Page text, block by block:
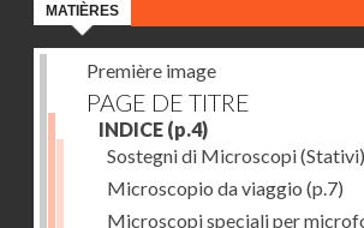
MATIÈRES
Première image
PAGE DE TITRE
INDICE (p.4)
Sostegni di Microscopi (Stativi)
Microscopio da viaggio (p.7)
Microscopi speciali per